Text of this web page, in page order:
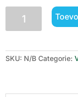
SuperFish
SKU: N/B Categorie: